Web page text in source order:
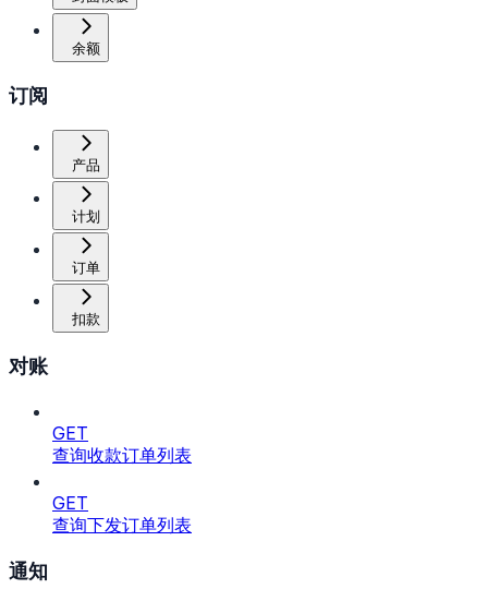
余额
订阅
产品
计划
订单
扣款
对账
GET
查询收款订单列表
GET
查询下发订单列表
通知